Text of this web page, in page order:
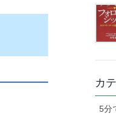
カ
5分